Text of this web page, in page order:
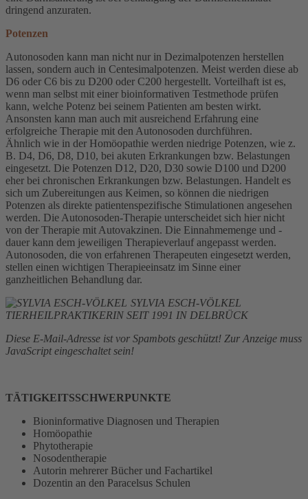
dringend anzuraten.
Potenzen
Autonosoden kann man nicht nur in Dezimalpotenzen herstellen
lassen, sondern auch in Centesimalpotenzen. Meist werden diese ab
D6 oder C6 bis zu D200 oder C200 hergestellt. Vorteilhaft ist es,
wenn man selbst mit einer bioinformativen Testmethode prüfen
kann, welche Potenz bei seinem Patienten am besten wirkt.
Ansonsten kann man auch mit ausreichend Erfahrung eine
erfolgreiche Therapie mit den Autonosoden durchführen.
Ähnlich wie in der Homöopathie werden niedrige Potenzen, wie z.
B. D4, D6, D8, D10, bei akuten Erkrankungen bzw. Belastungen
eingesetzt. Die Potenzen D12, D20, D30 sowie D100 und D200
eher bei chronischen Erkrankungen bzw. Belastungen. Handelt es
sich um Zubereitungen aus Keimen, so können die niedrigen
Potenzen als direkte patientenspezifische Stimulationen angesehen
werden. Die Autonosoden-Therapie unterscheidet sich hier nicht
von der Therapie mit Autovakzinen. Die Einnahmemenge und -
dauer kann dem jeweiligen Therapieverlauf angepasst werden.
Autonosoden, die von erfahrenen Therapeuten eingesetzt werden,
stellen einen wichtigen Therapieeinsatz im Sinne einer
ganzheitlichen Behandlung dar.
SYLVIA ESCH-VÖLKEL
TIERHEILPRAKTIKERIN SEIT 1991 IN DELBRÜCK
Diese E-Mail-Adresse ist vor Spambots geschützt! Zur Anzeige muss
JavaScript eingeschaltet sein!
TÄTIGKEITSSCHWERPUNKTE
Bioninformative Diagnosen und Therapien
Homöopathie
Phytotherapie
Nosodentherapie
Autorin mehrerer Bücher und Fachartikel
Dozentin an den Paracelsus Schulen